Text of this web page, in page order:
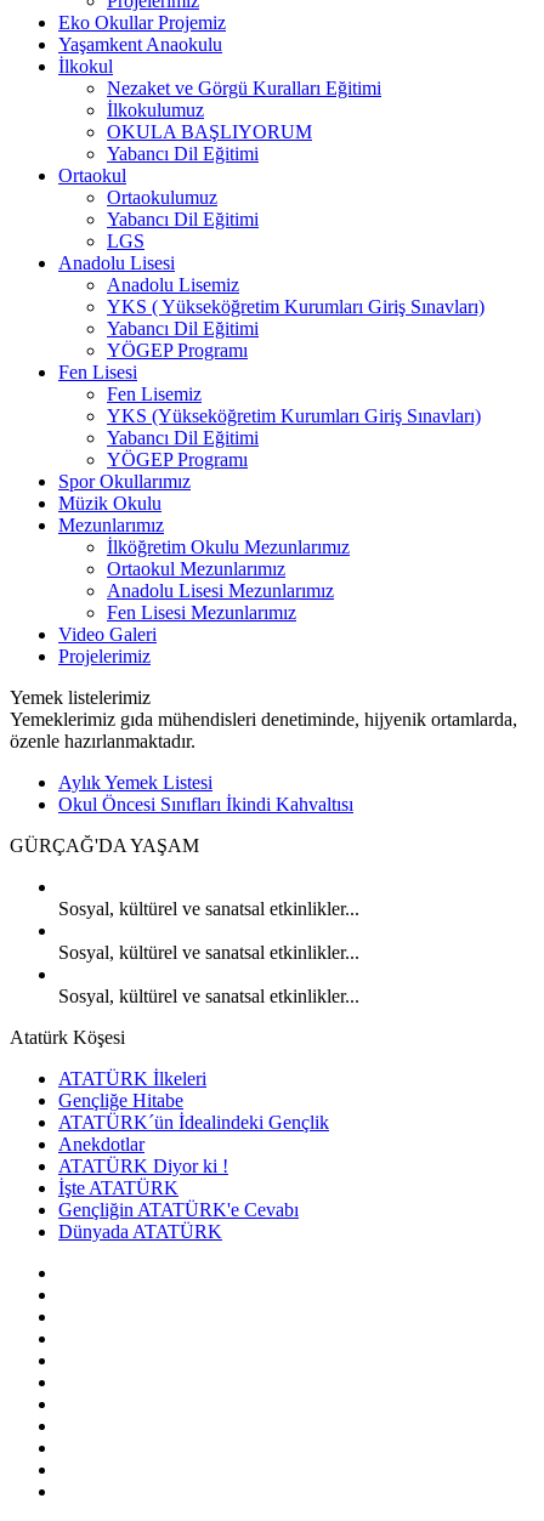
Eko Okullar Projemiz
Yaşamkent Anaokulu
İlkokul
Nezaket ve Görgü Kuralları Eğitimi
İlkokulumuz
OKULA BAŞLIYORUM
Yabancı Dil Eğitimi
Ortaokul
Ortaokulumuz
Yabancı Dil Eğitimi
LGS
Anadolu Lisesi
Anadolu Lisemiz
YKS ( Yükseköğretim Kurumları Giriş Sınavları)
Yabancı Dil Eğitimi
YÖGEP Programı
Fen Lisesi
Fen Lisemiz
YKS (Yükseköğretim Kurumları Giriş Sınavları)
Yabancı Dil Eğitimi
YÖGEP Programı
Spor Okullarımız
Müzik Okulu
Mezunlarımız
İlköğretim Okulu Mezunlarımız
Ortaokul Mezunlarımız
Anadolu Lisesi Mezunlarımız
Fen Lisesi Mezunlarımız
Video Galeri
Projelerimiz
Yemek listelerimiz
Yemeklerimiz gıda mühendisleri denetiminde, hijyenik ortamlarda,
özenle hazırlanmaktadır.
Aylık Yemek Listesi
Okul Öncesi Sınıfları İkindi Kahvaltısı
GÜRÇAĞ'DA YAŞAM
Sosyal, kültürel ve sanatsal etkinlikler...
Sosyal, kültürel ve sanatsal etkinlikler...
Sosyal, kültürel ve sanatsal etkinlikler...
Atatürk Köşesi
ATATÜRK İlkeleri
Gençliğe Hitabe
ATATÜRK´ün İdealindeki Gençlik
Anekdotlar
ATATÜRK Diyor ki !
İşte ATATÜRK
Gençliğin ATATÜRK'e Cevabı
Dünyada ATATÜRK